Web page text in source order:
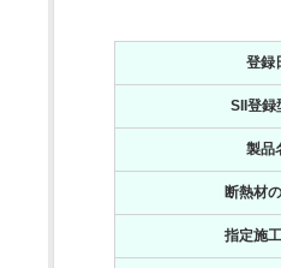
登録
SII登録
製品
断熱材
指定施